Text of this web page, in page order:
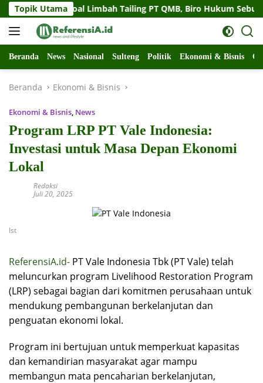
Langsung
ke
konten
Topik Utama
Soal Limbah Tailing PT QMB, Biro Hukum Sebut
Beranda News Nasional Sulteng Politik Ekonomi & Bisnis
Beranda Ekonomi & Bisnis
Ekonomi & Bisnis, News
Program LRP PT Vale Indonesia:
Investasi untuk Masa Depan Ekonomi
Lokal
Redaksi
Juli 20, 2025
Ist
ReferensiA.id- PT Vale Indonesia Tbk (PT Vale) telah
meluncurkan program Livelihood Restoration Program
(LRP) sebagai bagian dari komitmen perusahaan untuk
mendukung pembangunan berkelanjutan dan
penguatan ekonomi lokal.
Program ini bertujuan untuk memperkuat kapasitas
dan kemandirian masyarakat agar mampu
membangun mata pencaharian berkelanjutan,